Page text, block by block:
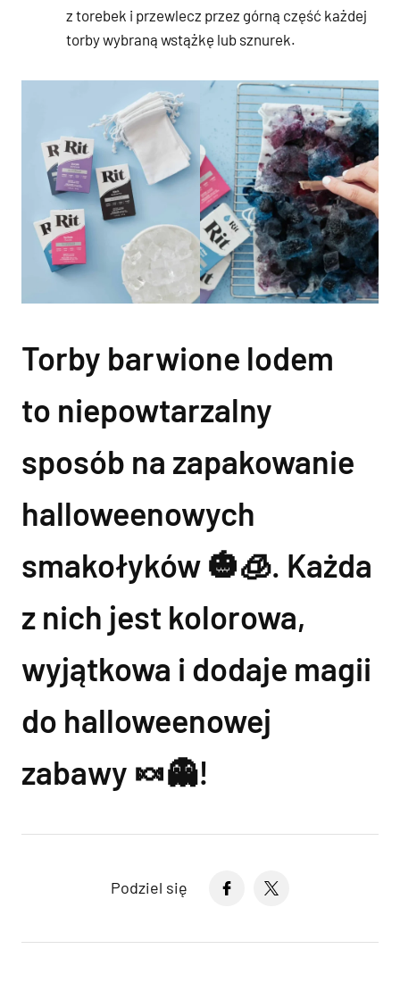
z torebek i przewlecz przez górną część każdej
torby wybraną wstążkę lub sznurek.
Torby barwione lodem
to niepowtarzalny
sposób na zapakowanie
halloweenowych
smakołyków 🎃🧊. Każda
z nich jest kolorowa,
wyjątkowa i dodaje magii
do halloweenowej
zabawy 🍬👻!
Podziel się